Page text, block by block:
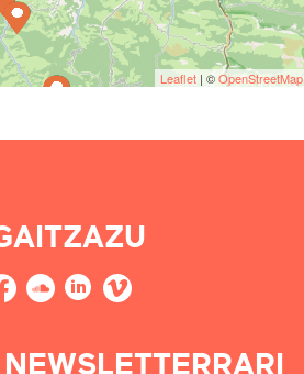
Leaflet | ©OpenStreetMap